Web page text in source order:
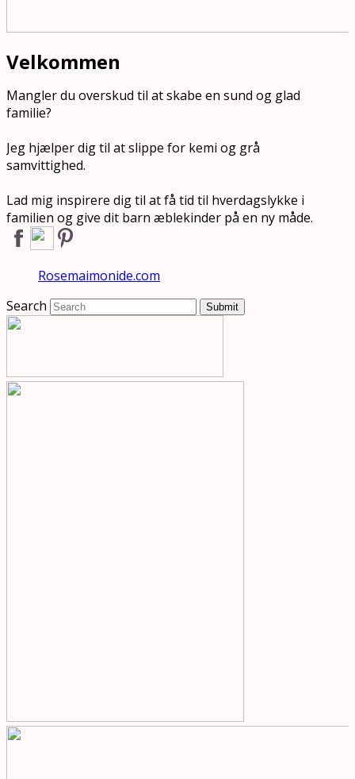
Velkommen
Mangler du overskud til at skabe en sund og glad
familie?
Jeg hjælper dig til at slippe for kemi og grå
samvittighed.
Lad mig inspirere dig til at få tid til hverdagslykke i
familien og give dit barn æblekinder på en ny måde.
Rosemaimonide.com
Search
Submit